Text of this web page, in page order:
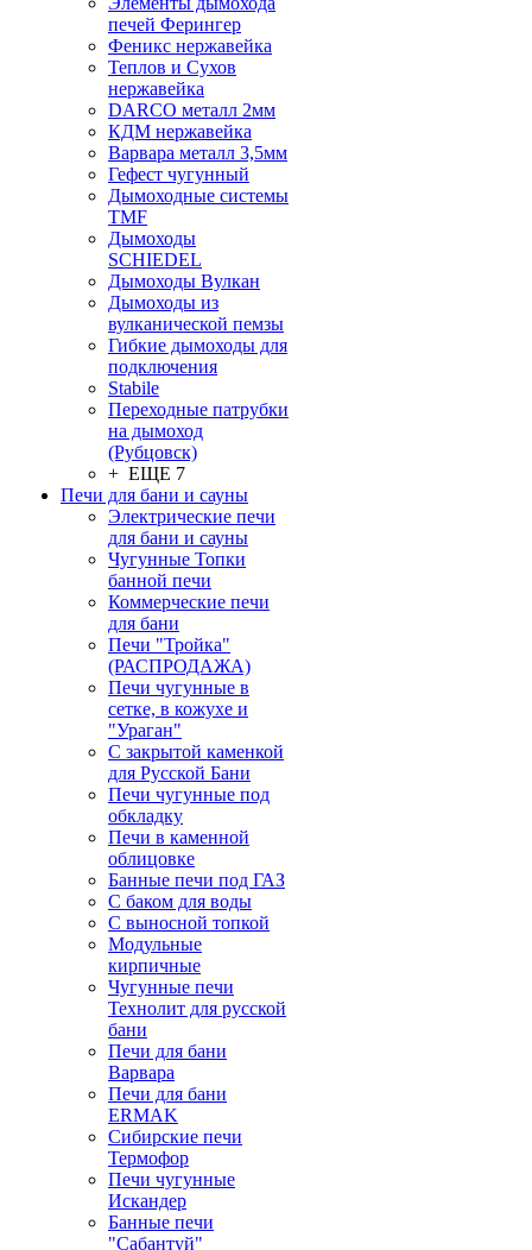
печей Ферингер
Феникс нержавейка
Теплов и Сухов
нержавейка
DARCO металл 2мм
КДМ нержавейка
Варвара металл 3,5мм
Гефест чугунный
Дымоходные системы
TMF
Дымоходы
SCHIEDEL
Дымоходы Вулкан
Дымоходы из
вулканической пемзы
Гибкие дымоходы для
подключения
Stabile
Переходные патрубки
на дымоход
(Рубцовск)
+ ЕЩЕ 7
Печи для бани и сауны
Электрические печи
для бани и сауны
Чугунные Топки
банной печи
Коммерческие печи
для бани
Печи "Тройка"
(РАСПРОДАЖА)
Печи чугунные в
сетке, в кожухе и
"Ураган"
С закрытой каменкой
для Русской Бани
Печи чугунные под
обкладку
Печи в каменной
облицовке
Банные печи под ГАЗ
С баком для воды
С выносной топкой
Модульные
кирпичные
Чугунные печи
Технолит для русской
бани
Печи для бани
Варвара
Печи для бани
ERMAK
Сибирские печи
Термофор
Печи чугунные
Искандер
Банные печи
"Сабантуй"